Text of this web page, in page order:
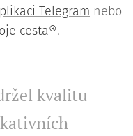
Telegram nebo
cesta®.
kvalitu